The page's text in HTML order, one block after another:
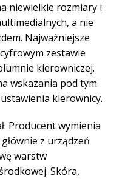
niewielkie rozmiary i
a nie
Najważniejsze
zestawie
kierowniczej.
wskazania pod tym
kierownicy.
Producent wymienia
z urządzeń
warstw
Skóra,